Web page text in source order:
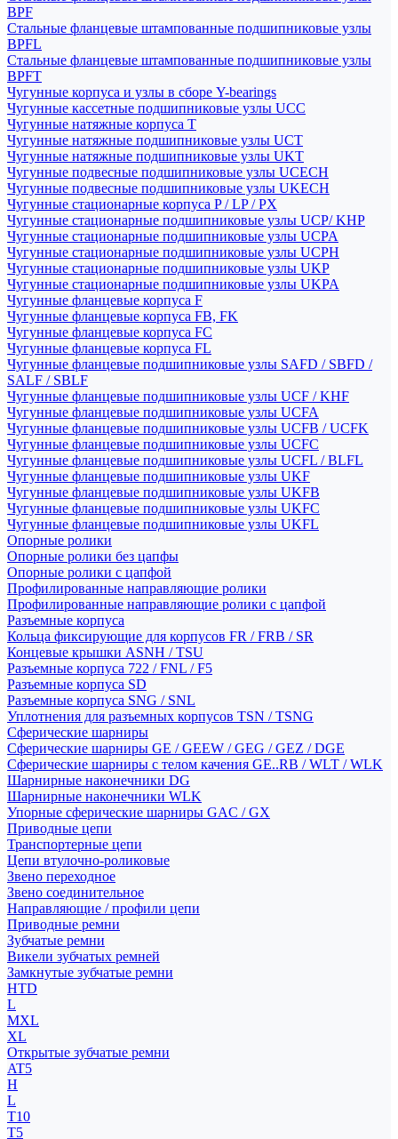
BPF
Стальные фланцевые штампованные подшипниковые узлы
BPFL
Стальные фланцевые штампованные подшипниковые узлы
BPFT
Чугунные корпуса и узлы в сборе Y-bearings
Чугунные кассетные подшипниковые узлы UCC
Чугунные натяжные корпуса T
Чугунные натяжные подшипниковые узлы UCT
Чугунные натяжные подшипниковые узлы UKT
Чугунные подвесные подшипниковые узлы UCECH
Чугунные подвесные подшипниковые узлы UKECH
Чугунные стационарные корпуса P / LP / PX
Чугунные стационарные подшипниковые узлы UCP/ KHP
Чугунные стационарные подшипниковые узлы UCPA
Чугунные стационарные подшипниковые узлы UCPH
Чугунные стационарные подшипниковые узлы UKP
Чугунные стационарные подшипниковые узлы UKPA
Чугунные фланцевые корпуса F
Чугунные фланцевые корпуса FB, FK
Чугунные фланцевые корпуса FC
Чугунные фланцевые корпуса FL
Чугунные фланцевые подшипниковые узлы SAFD / SBFD /
SALF / SBLF
Чугунные фланцевые подшипниковые узлы UCF / KHF
Чугунные фланцевые подшипниковые узлы UCFA
Чугунные фланцевые подшипниковые узлы UCFB / UCFK
Чугунные фланцевые подшипниковые узлы UCFC
Чугунные фланцевые подшипниковые узлы UCFL / BLFL
Чугунные фланцевые подшипниковые узлы UKF
Чугунные фланцевые подшипниковые узлы UKFB
Чугунные фланцевые подшипниковые узлы UKFC
Чугунные фланцевые подшипниковые узлы UKFL
Опорные ролики
Опорные ролики без цапфы
Опорные ролики с цапфой
Профилированные направляющие ролики
Профилированные направляющие ролики с цапфой
Разъемные корпуса
Кольца фиксирующие для корпусов FR / FRB / SR
Концевые крышки ASNH / TSU
Разъемные корпуса 722 / FNL / F5
Разъемные корпуса SD
Разъемные корпуса SNG / SNL
Уплотнения для разъемных корпусов TSN / TSNG
Сферические шарниры
Сферические шарниры GE / GEEW / GEG / GEZ / DGE
Сферические шарниры с телом качения GE..RB / WLT / WLK
Шарнирные наконечники DG
Шарнирные наконечники WLK
Упорные сферические шарниры GAC / GX
Приводные цепи
Транспортерные цепи
Цепи втулочно-роликовые
Звено переходное
Звено соединительное
Направляющие / профили цепи
Приводные ремни
Зубчатые ремни
Викели зубчатых ремней
Замкнутые зубчатые ремни
HTD
L
MXL
XL
Открытые зубчатые ремни
AT5
H
L
T10
T5